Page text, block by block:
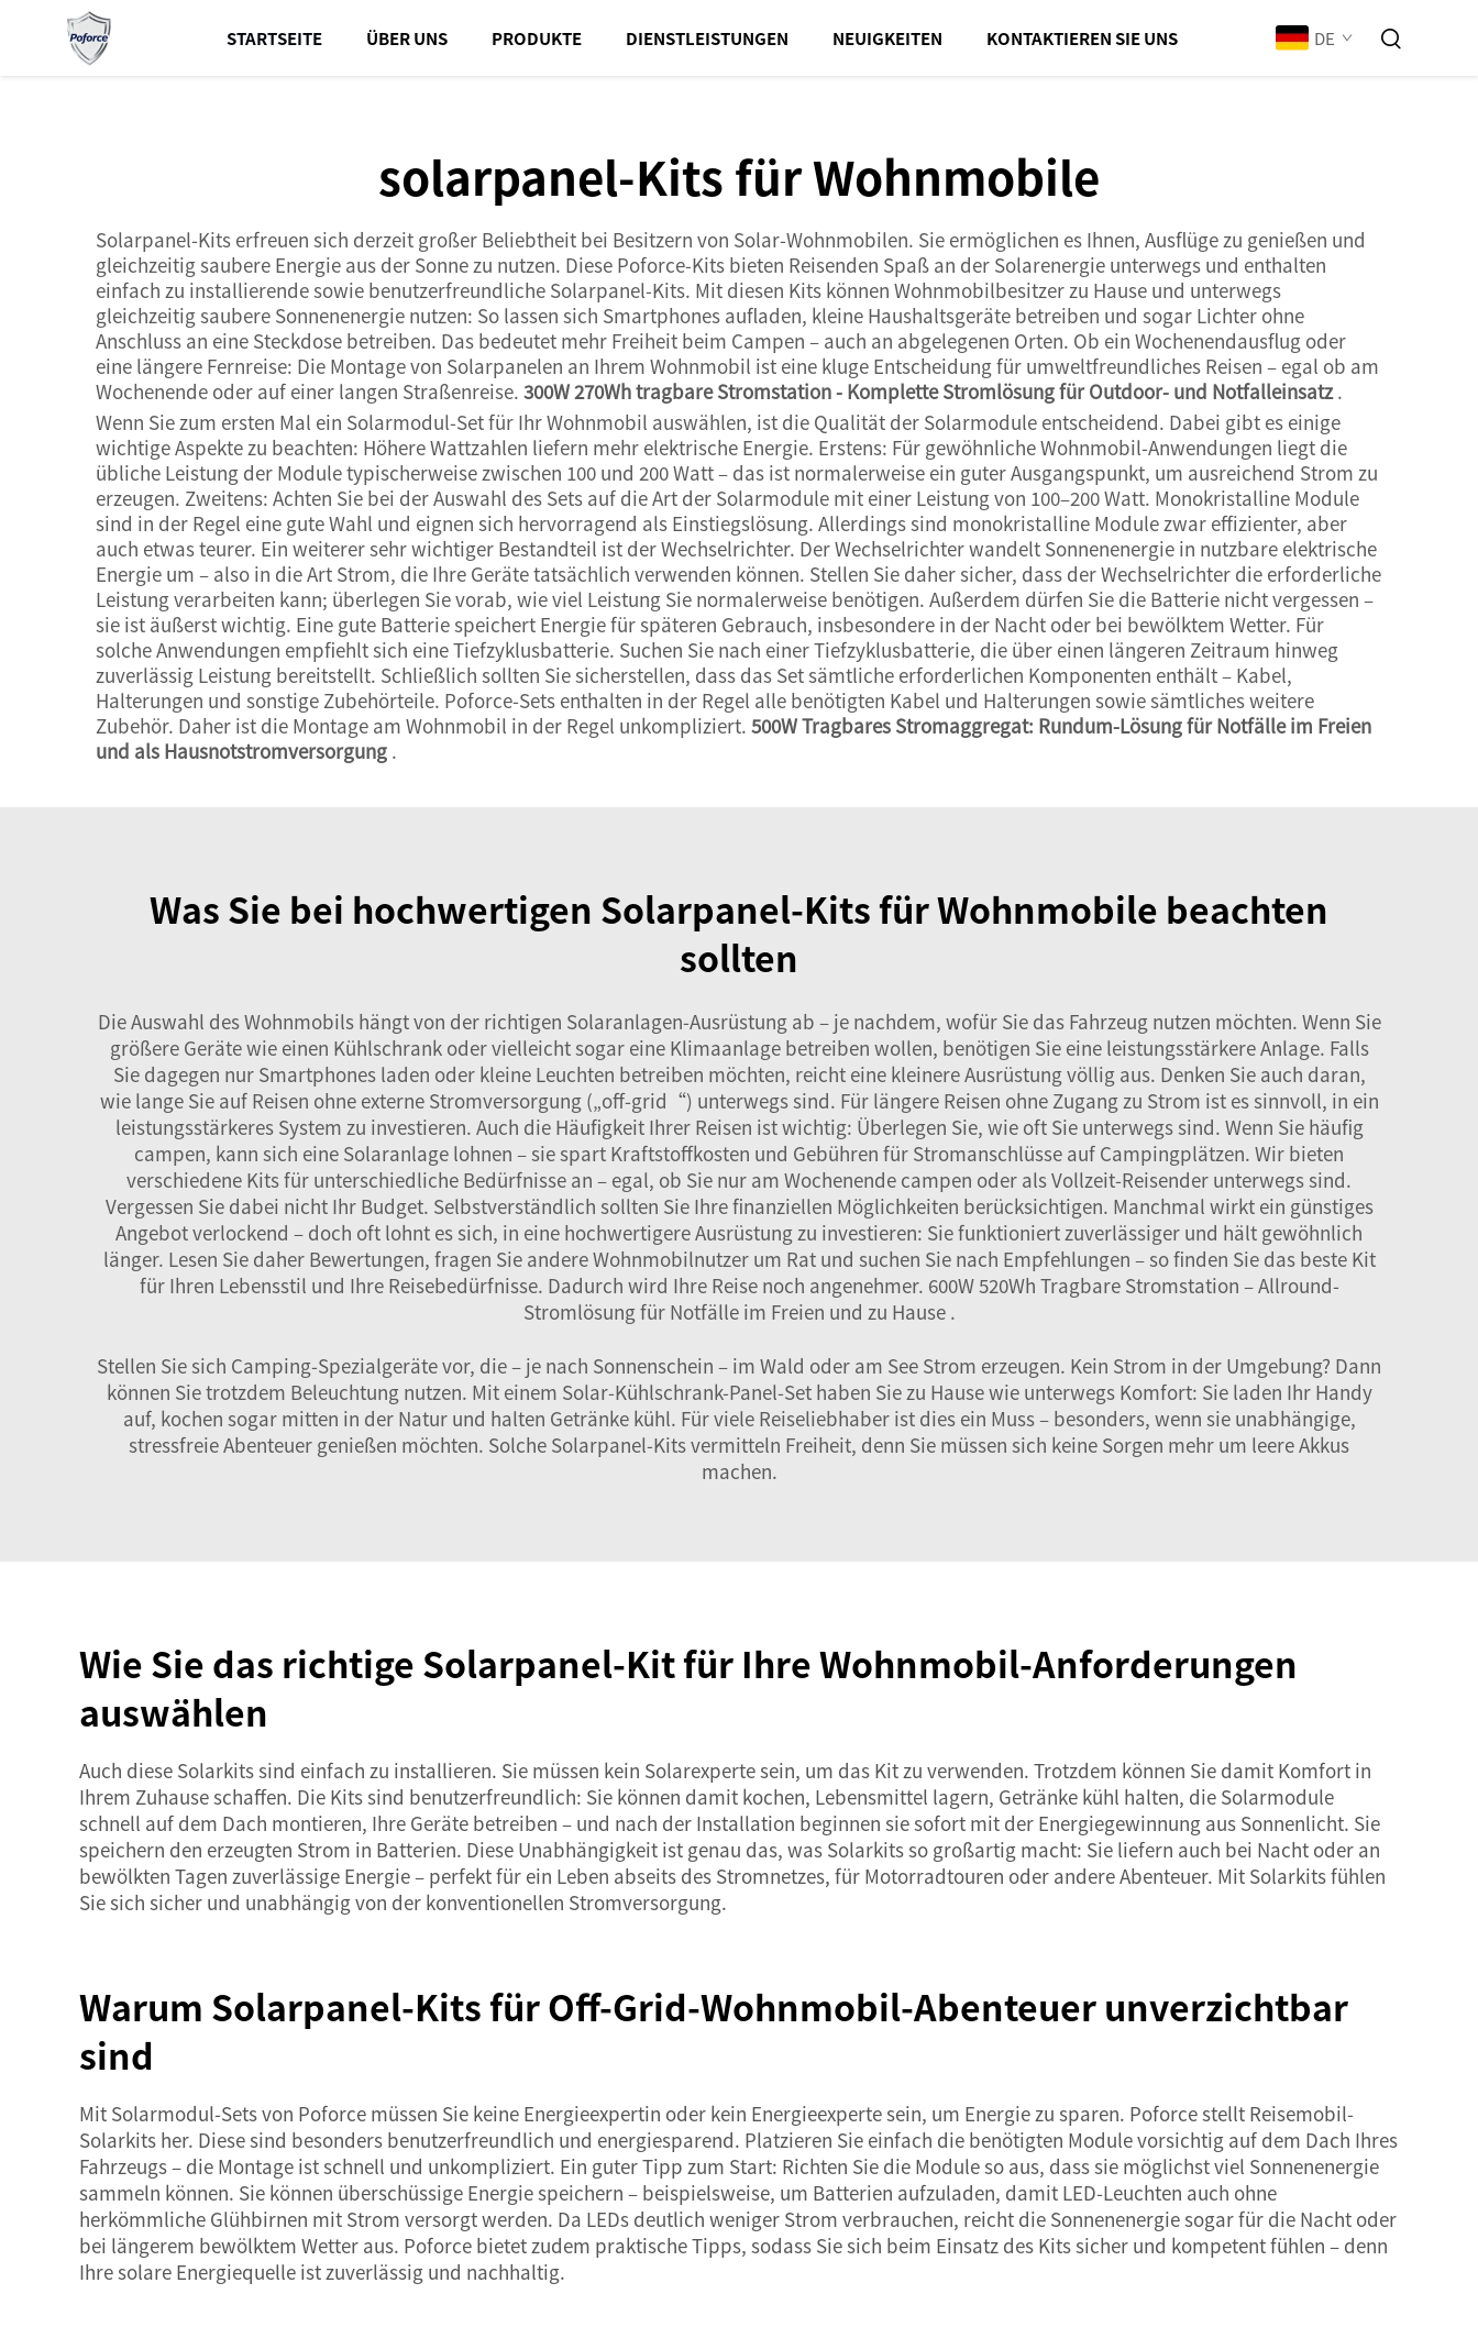
STARTSEITE ÜBER UNS PRODUKTE DIENSTLEISTUNGEN NEUIGKEITEN KONTAKTIEREN SIE UNS DE
solarpanel-Kits für Wohnmobile
Solarpanel-Kits erfreuen sich derzeit großer Beliebtheit bei Besitzern von Solar-Wohnmobilen. Sie ermöglichen es Ihnen, Ausflüge zu genießen und
gleichzeitig saubere Energie aus der Sonne zu nutzen. Diese Poforce-Kits bieten Reisenden Spaß an der Solarenergie unterwegs und enthalten
einfach zu installierende sowie benutzerfreundliche Solarpanel-Kits. Mit diesen Kits können Wohnmobilbesitzer zu Hause und unterwegs
gleichzeitig saubere Sonnenenergie nutzen: So lassen sich Smartphones aufladen, kleine Haushaltsgeräte betreiben und sogar Lichter ohne
Anschluss an eine Steckdose betreiben. Das bedeutet mehr Freiheit beim Campen – auch an abgelegenen Orten. Ob ein Wochenendausflug oder
eine längere Fernreise: Die Montage von Solarpanelen an Ihrem Wohnmobil ist eine kluge Entscheidung für umweltfreundliches Reisen – egal ob am
Wochenende oder auf einer langen Straßenreise. 300W 270Wh tragbare Stromstation - Komplette Stromlösung für Outdoor- und Notfalleinsatz.
Wenn Sie zum ersten Mal ein Solarmodul-Set für Ihr Wohnmobil auswählen, ist die Qualität der Solarmodule entscheidend. Dabei gibt es einige
wichtige Aspekte zu beachten: Höhere Wattzahlen liefern mehr elektrische Energie. Erstens: Für gewöhnliche Wohnmobil-Anwendungen liegt die
übliche Leistung der Module typischerweise zwischen 100 und 200 Watt – das ist normalerweise ein guter Ausgangspunkt, um ausreichend Strom zu
erzeugen. Zweitens: Achten Sie bei der Auswahl des Sets auf die Art der Solarmodule mit einer Leistung von 100–200 Watt. Monokristalline Module
sind in der Regel eine gute Wahl und eignen sich hervorragend als Einstiegslösung. Allerdings sind monokristalline Module zwar effizienter, aber
auch etwas teurer. Ein weiterer sehr wichtiger Bestandteil ist der Wechselrichter. Der Wechselrichter wandelt Sonnenenergie in nutzbare elektrische
Energie um – also in die Art Strom, die Ihre Geräte tatsächlich verwenden können. Stellen Sie daher sicher, dass der Wechselrichter die erforderliche
Leistung verarbeiten kann; überlegen Sie vorab, wie viel Leistung Sie normalerweise benötigen. Außerdem dürfen Sie die Batterie nicht vergessen –
sie ist äußerst wichtig. Eine gute Batterie speichert Energie für späteren Gebrauch, insbesondere in der Nacht oder bei bewölktem Wetter. Für
solche Anwendungen empfiehlt sich eine Tiefzyklusbatterie. Suchen Sie nach einer Tiefzyklusbatterie, die über einen längeren Zeitraum hinweg
zuverlässig Leistung bereitstellt. Schließlich sollten Sie sicherstellen, dass das Set sämtliche erforderlichen Komponenten enthält – Kabel,
Halterungen und sonstige Zubehörteile. Poforce-Sets enthalten in der Regel alle benötigten Kabel und Halterungen sowie sämtliches weitere
Zubehör. Daher ist die Montage am Wohnmobil in der Regel unkompliziert. 500W Tragbares Stromaggregat: Rundum-Lösung für Notfälle im Freien
und als Hausnotstromversorgung .
Was Sie bei hochwertigen Solarpanel-Kits für Wohnmobile beachten
sollten
Die Auswahl des Wohnmobils hängt von der richtigen Solaranlagen-Ausrüstung ab – je nachdem, wofür Sie das Fahrzeug nutzen möchten. Wenn Sie
größere Geräte wie einen Kühlschrank oder vielleicht sogar eine Klimaanlage betreiben wollen, benötigen Sie eine leistungsstärkere Anlage. Falls
Sie dagegen nur Smartphones laden oder kleine Leuchten betreiben möchten, reicht eine kleinere Ausrüstung völlig aus. Denken Sie auch daran,
wie lange Sie auf Reisen ohne externe Stromversorgung („off-grid“) unterwegs sind. Für längere Reisen ohne Zugang zu Strom ist es sinnvoll, in ein
leistungsstärkeres System zu investieren. Auch die Häufigkeit Ihrer Reisen ist wichtig: Überlegen Sie, wie oft Sie unterwegs sind. Wenn Sie häufig
campen, kann sich eine Solaranlage lohnen – sie spart Kraftstoffkosten und Gebühren für Stromanschlüsse auf Campingplätzen. Wir bieten
verschiedene Kits für unterschiedliche Bedürfnisse an – egal, ob Sie nur am Wochenende campen oder als Vollzeit-Reisender unterwegs sind.
Vergessen Sie dabei nicht Ihr Budget. Selbstverständlich sollten Sie Ihre finanziellen Möglichkeiten berücksichtigen. Manchmal wirkt ein günstiges
Angebot verlockend – doch oft lohnt es sich, in eine hochwertigere Ausrüstung zu investieren: Sie funktioniert zuverlässiger und hält gewöhnlich
länger. Lesen Sie daher Bewertungen, fragen Sie andere Wohnmobilnutzer um Rat und suchen Sie nach Empfehlungen – so finden Sie das beste Kit
für Ihren Lebensstil und Ihre Reisebedürfnisse. Dadurch wird Ihre Reise noch angenehmer. 600W 520Wh Tragbare Stromstation – Allround-
Stromlösung für Notfälle im Freien und zu Hause .
Stellen Sie sich Camping-Spezialgeräte vor, die – je nach Sonnenschein – im Wald oder am See Strom erzeugen. Kein Strom in der Umgebung? Dann
können Sie trotzdem Beleuchtung nutzen. Mit einem Solar-Kühlschrank-Panel-Set haben Sie zu Hause wie unterwegs Komfort: Sie laden Ihr Handy
auf, kochen sogar mitten in der Natur und halten Getränke kühl. Für viele Reiseliebhaber ist dies ein Muss – besonders, wenn sie unabhängige,
stressfreie Abenteuer genießen möchten. Solche Solarpanel-Kits vermitteln Freiheit, denn Sie müssen sich keine Sorgen mehr um leere Akkus
machen.
Wie Sie das richtige Solarpanel-Kit für Ihre Wohnmobil-Anforderungen
auswählen
Auch diese Solarkits sind einfach zu installieren. Sie müssen kein Solarexperte sein, um das Kit zu verwenden. Trotzdem können Sie damit Komfort in
Ihrem Zuhause schaffen. Die Kits sind benutzerfreundlich: Sie können damit kochen, Lebensmittel lagern, Getränke kühl halten, die Solarmodule
schnell auf dem Dach montieren, Ihre Geräte betreiben – und nach der Installation beginnen sie sofort mit der Energiegewinnung aus Sonnenlicht. Sie
speichern den erzeugten Strom in Batterien. Diese Unabhängigkeit ist genau das, was Solarkits so großartig macht: Sie liefern auch bei Nacht oder an
bewölkten Tagen zuverlässige Energie – perfekt für ein Leben abseits des Stromnetzes, für Motorradtouren oder andere Abenteuer. Mit Solarkits fühlen
Sie sich sicher und unabhängig von der konventionellen Stromversorgung.
Warum Solarpanel-Kits für Off-Grid-Wohnmobil-Abenteuer unverzichtbar
sind
Mit Solarmodul-Sets von Poforce müssen Sie keine Energieexpertin oder kein Energieexperte sein, um Energie zu sparen. Poforce stellt Reisemobil-
Solarkits her. Diese sind besonders benutzerfreundlich und energiesparend. Platzieren Sie einfach die benötigten Module vorsichtig auf dem Dach Ihres
Fahrzeugs – die Montage ist schnell und unkompliziert. Ein guter Tipp zum Start: Richten Sie die Module so aus, dass sie möglichst viel Sonnenenergie
sammeln können. Sie können überschüssige Energie speichern – beispielsweise, um Batterien aufzuladen, damit LED-Leuchten auch ohne
herkömmliche Glühbirnen mit Strom versorgt werden. Da LEDs deutlich weniger Strom verbrauchen, reicht die Sonnenenergie sogar für die Nacht oder
bei längerem bewölktem Wetter aus. Poforce bietet zudem praktische Tipps, sodass Sie sich beim Einsatz des Kits sicher und kompetent fühlen – denn
Ihre solare Energiequelle ist zuverlässig und nachhaltig.